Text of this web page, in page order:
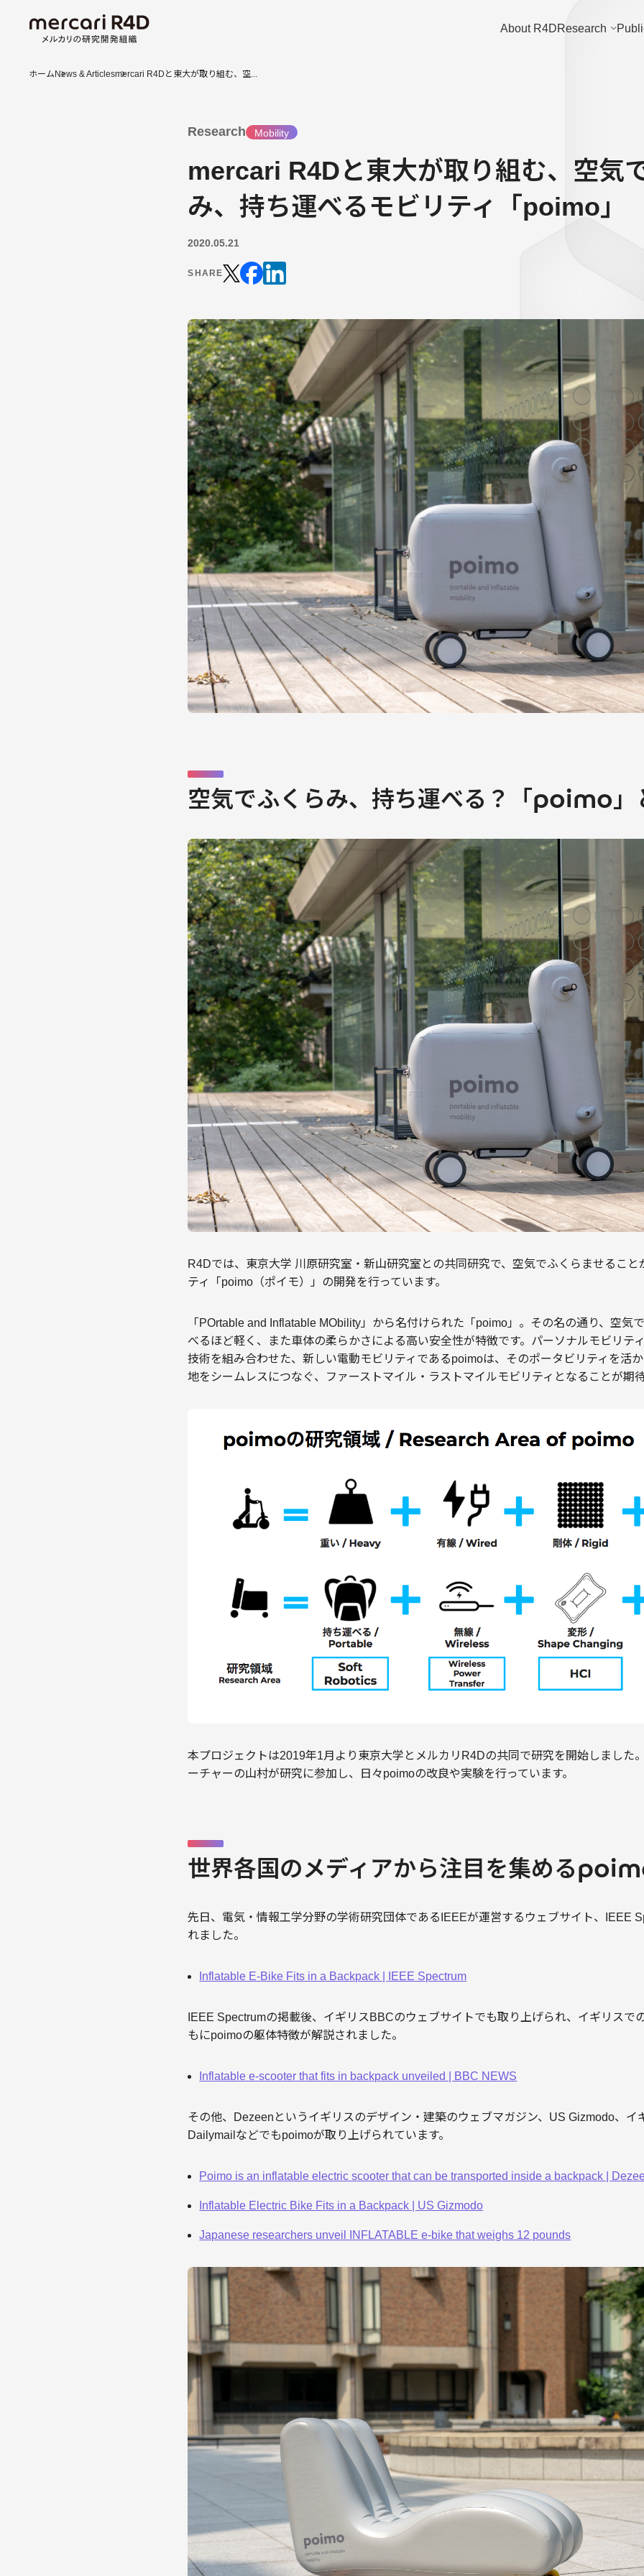
About R4DResearch
ホーム News & Articlesmercari R4Dと東大が取り組む、空...
Research Mobility
mercari R4Dと東大が取り組む、空気
み、持ち運べるモビリティ「poimo」
2020.05.21
SHARE
空気でふくらみ、持ち運べる？「poimo」
R4Dでは、東京大学 川原研究室・新山研究室との共同研究で、空気でふくらませるこ
ティ「poimo（ポイモ）」の開発を行っています。
「POrtable and Inflatable MObility」から名付けられた「poimo」。その名の通り、空気
べるほど軽く、また車体の柔らかさによる高い安全性が特徴です。パーソナルモビリテ
技術を組み合わせた、新しい電動モビリティであるpoimoは、そのポータビリティを活
地をシームレスにつなぐ、ファーストマイル・ラストマイルモビリティとなることが期
本プロジェクトは2019年1月より東京大学とメルカリR4Dの共同で研究を開始しました
ーチャーの山村が研究に参加し、日々poimoの改良や実験を行っています。
世界各国のメディアから注目を集める
先日、電気・情報工学分野の学術研究団体であるIEEEが運営するウェブサイト、IEEE
れました。
Inflatable E-Bike Fits in a Backpack | IEEE Spectrum
IEEE Spectrumの掲載後、イギリスBBCのウェブサイトでも取り上げられ、イギリスで
もにpoimoの躯体特徴が解説されました。
Inflatable e-scooter that fits in backpack unveiled | BBC NEWS
その他、Dezeenというイギリスのデザイン・建築のウェブマガジン、US Gizmodo、イ
Dailymailなどでもpoimoが取り上げられています。
Poimo is an inflatable electric scooter that can be transported inside a backpack |
Inflatable Electric Bike Fits in a Backpack | US Gizmodo
Japanese researchers unveil INFLATABLE e-bike that weighs 12 pounds